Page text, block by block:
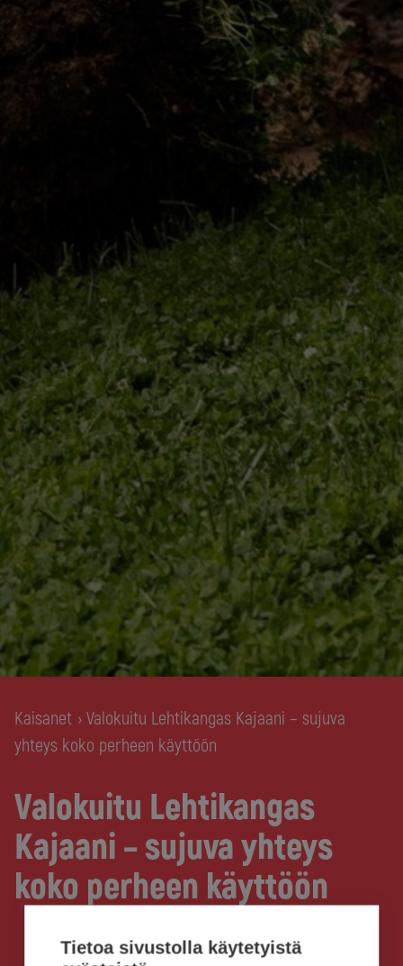
Kaisanet › Valokuitu Lehtikangas Kajaani – sujuva
yhteys koko perheen käyttöön
Valokuitu Lehtikangas
Kajaani – sujuva yhteys
koko perheen käyttöön
Tietoa sivustolla käytetyistä